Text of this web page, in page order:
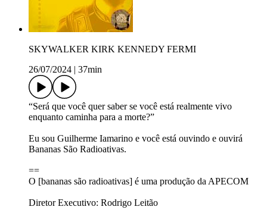
SKYWALKER KIRK KENNEDY FERMI
26/07/2024
37min
“Será que você quer saber se você está realmente vivo
enquanto caminha para a morte?”
Eu sou Guilherme Iamarino e você está ouvindo e ouvirá
Bananas São Radioativas.
==
O [bananas são radioativas] é uma produção da APECOM
Diretor Executivo: Rodrigo Leitão